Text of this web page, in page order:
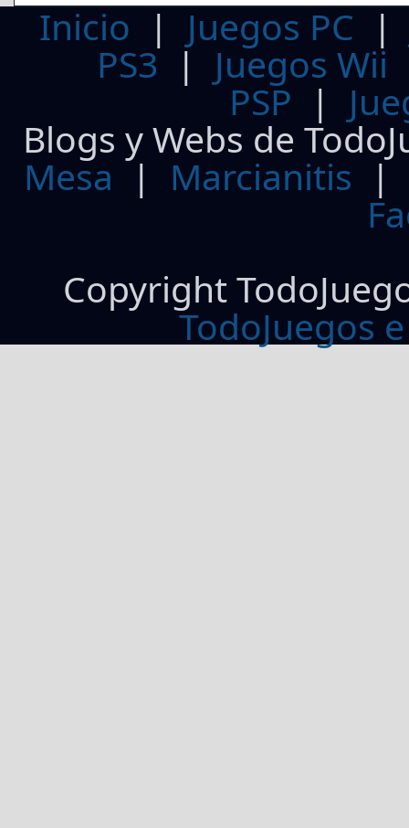
Inicio | Juegos PC
PS3| Juegos Wii
PSP |
Blogs y Webs de
Mesa | Marcianitis |
Copyright
TodoJuegos